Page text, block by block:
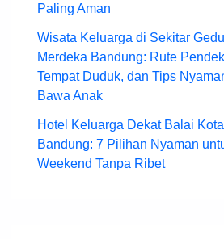
Paling Aman
Wisata Keluarga di Sekitar
Merdeka Bandung: Rute
Tempat Duduk, dan Tips
Bawa Anak
Hotel Keluarga Dekat Balai Kota
Bandung: 7 Pilihan Nyaman
Weekend Tanpa Ribet